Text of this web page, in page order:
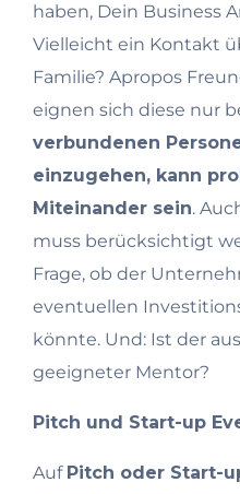
haben, Dein Business
Vielleicht ein Kontakt
Familie? Apropos
eignen sich diese nur
verbundenen
einzugehen, kann
Miteinander sein.
muss berücksichtigt
Frage, ob der
eventuellen
könnte. Und: Ist der
geeigneter Mentor?
Pitch und Start-up
Auf Pitch oder Start-